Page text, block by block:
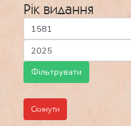
Рік видання
Скинути